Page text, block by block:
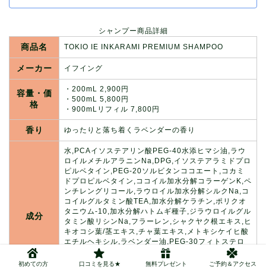
シャンプー商品詳細
商品名 TOKIO IE INKARAMI PREMIUM SHAMPOO
メーカー イフイング
容量・価
格
・200mL 2,900円
・500mL 5,800円
・900mLリフィル 7,800円
香り ゆったりと落ち着くラベンダーの香り
成分
水,PCAイソステアリン酸PEG-40水添ヒマシ油,ラウ
ロイルメチルアラニンNa,DPG,イソステアラミドプロ
ピルベタイン,PEG-20ソルビタンココエート,コカミ
ドプロピルベタイン,ココイル加水分解コラーゲンK,ペ
ンチレングリコール,ラウロイル加水分解シルクNa,コ
コイルグルタミン酸TEA,加水分解ケラチン,ポリクオ
タニウム-10,加水分解ハトムギ種子,ジラウロイルグル
タミン酸リシンNa,フラーレン,シャクヤク根エキス,ヒ
キオコシ葉/茎エキス,チャ葉エキス,メトキシケイヒ酸
エチルヘキシル,ラベンダー油,PEG-30フィトステロ
ール,ヤシ油脂肪酸PEG-7グリセリル,ジエチルアミノ
ヒドロキシべンゾイル安息香酸ヘキシル,BG,PVP,メチ
初めての方 口コミを見る★ 無料プレゼント ご予約＆アクセス